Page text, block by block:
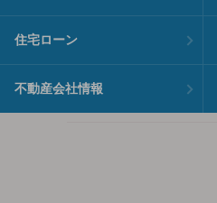
住宅ローン
不動産会社情報